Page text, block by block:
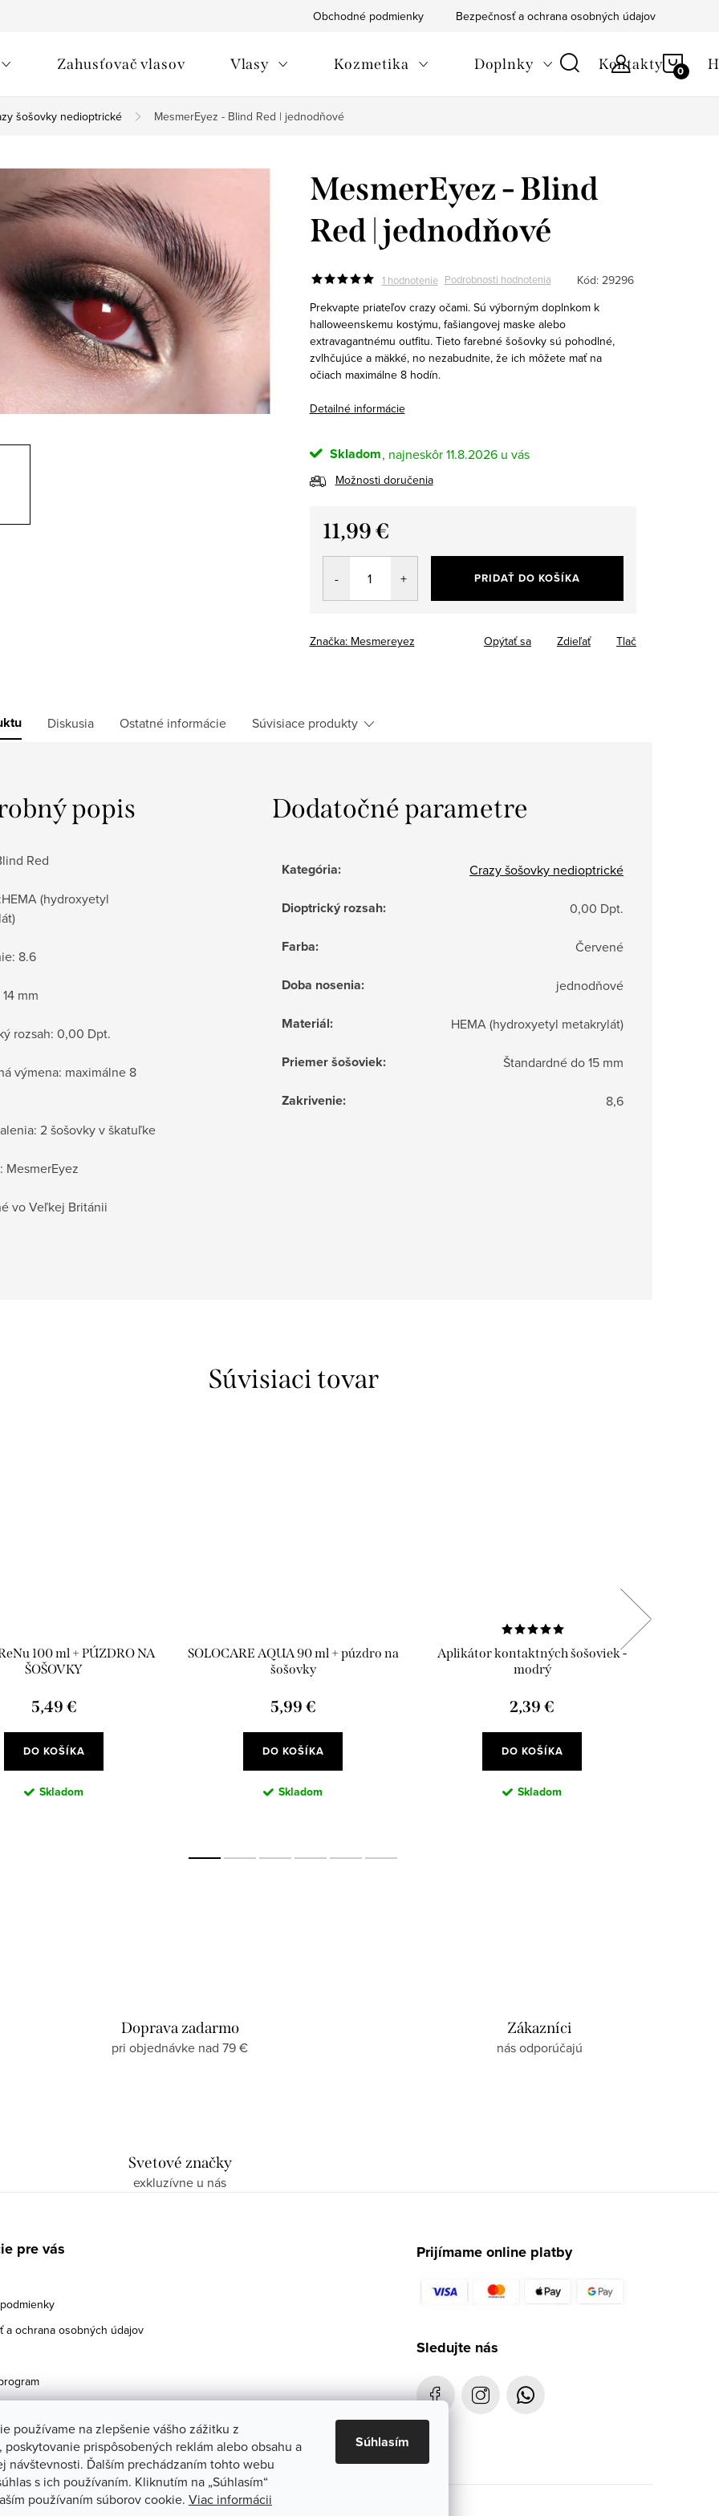
používame na zlepšenie vášho zážitku z
poskytovanie prispôsobených reklám alebo obsahu a
návštevnosti. Ďalším prechádzaním tohto webu
s ich používaním. Kliknutím na „Súhlasím“
používaním súborov cookie. Viac informácii
Súhlasím
Obchodné podmienky Bezpečnosť a ochrana osobných údajov
Zahusťovač vlasov Vlasy Kozmetika Doplnky Kontakty
šošovky nedioptrické MesmerEyez - Blind Red | jednodňové
MesmerEyez - Blind
Red | jednodňové
1 hodnotenie Podrobnosti hodnotenia Kód: 29296
Prekvapte priateľov crazy očami. Sú výborným doplnkom k
halloweenskemu kostýmu, fašiangovej maske alebo
extravagantnému outfitu. Tieto farebné šošovky sú pohodlné,
zvlhčujúce a mäkké, no nezabudnite, že ich môžete mať na
očiach maximálne 8 hodín.
Detailné informácie
Skladom 11.8.2026
Možnosti doručenia
11,99 €
Jednotková
PRIDAŤ DO KOŠÍKA
Značka: Mesmereyez Tlač
Opýtať sa Zdieľať
Diskusia Ostatné informácie Súvisiace produkty
popis
Red
(hydroxyetyl
8.6
mm
rozsah: 0,00 Dpt.
výmena: maximálne 8
2 šošovky v škatuľke
MesmerEyez
vo Veľkej Británii
Dodatočné parametre
Kategória: Crazy šošovky nedioptrické
Dioptrický rozsah: 0,00 Dpt.
Farba: Červené
Doba nosenia: jednodňové
Materiál: HEMA (hydroxyetyl metakrylát)
Priemer šošoviek: Štandardné do 15 mm
Zakrivenie: 8,6
Súvisiaci tovar
100 ml + PÚZDRO NA
ŠOŠOVKY
5,49 €
DO KOŠÍKA
Skladom
SOLOCARE AQUA 90 ml + púzdro na
šošovky
5,99 €
DO KOŠÍKA
Skladom
Aplikátor kontaktných šošoviek -
modrý
2,39 €
DO KOŠÍKA
Skladom
Doprava zadarmo
pri objednávke nad 79 €
Zákazníci
nás odporúčajú
Svetové značky
exkluzívne u nás
pre vás
a ochrana osobných údajov
Prijímame online platby
Sledujte nás